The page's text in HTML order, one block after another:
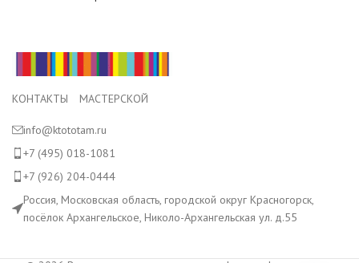
КОНТАКТЫ МАСТЕРСКОЙ
info@ktototam.ru
+7 (495) 018-1081
+7 (926) 204-0444
Россия, Московская область, городской округ Красногорск,
посёлок Архангельское, Николо-Архангельская ул. д.55